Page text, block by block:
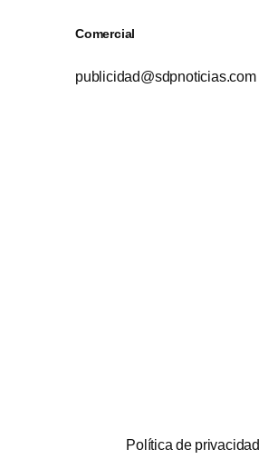
Comercial
publicidad@sdpnoticias.com
Política de privacidad